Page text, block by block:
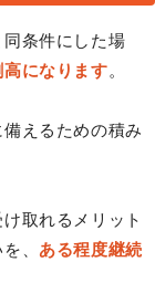
条件にした場
になります。
備えるための積み
取れるメリット
、 ある程度継続